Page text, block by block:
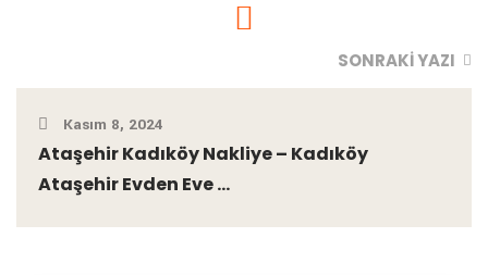
SONRAKI YAZI
Kasım 8, 2024
Ataşehir Kadıköy Nakliye – Kadıköy
Ataşehir Evden Eve ...